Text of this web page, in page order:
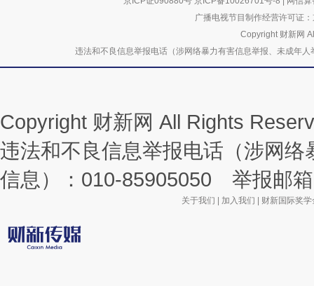
广播电视节目制作经营许可证
Copyright 财新网
违法和不良信息举报电话（涉网络暴力有害信息举报、未成
Copyright 财新网 All Rights
违法和不良信息举报电话（涉网
信息）：010-85905050 举报邮
关于我们 加入我们 财新国际奖学